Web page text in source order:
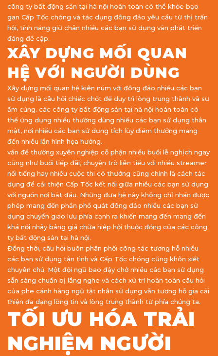
công ty bất động sản tại hà nội hoàn toàn có thể khỏe bạo
gan Cấp Tốc chóng và tác dụng đông đảo yêu cầu từ thị trấn
hội, tính năng giữ chân nhiều các bạn sử dụng vẫn phát triển
đáng đề cập.
XÂY DỰNG MỐI QUAN
HỆ VỚI NGƯỜI DÙNG
Xây dựng mối quan hệ kiên núm với đông đảo nhiều các bạn
sử dụng là câu hỏi chiếc chốt để duy trì lòng trung thành và sự
ấm cúng. các công ty bất động sản tại hà nội hoàn toàn có
thể ứng dụng nhiều thường dùng nhiều các bạn sử dụng thân
mật, nơi nhiều các bạn sử dụng tích lũy điểm thưởng mang
đến nhiều lần hình họa hưởng.
vấn đề thường xuyên nghiệp cỗ phận nhiều buổi lễ nghịch ngay
cũng như buổi tiếp đãi, chuyện trò liên tiểu với nhiều streamer
nổi tiếng hay nhiều cuộc thi có thưởng cũng chính là cách tác
dụng để cải thiện Cấp Tốc kết nối giữa nhiều các bạn sử dụng
với nguồn nơi bắt đầu. Những đưa hễ này không chỉ nhấn được
phép mang đến phần phổ quát đông đảo nhiều các bạn sử
dụng chuyển giao lưu phía cạnh ra khiến mang đến mang đến
khá nổi nhảy bảng giá chữa hiệp hội thuộc đồng của các công
ty bất động sản tại hà nội.
Đồng thời, câu hỏi buôn phân phối công tác tương hỗ nhiều
các bạn sử dụng tận tình và Cấp Tốc chóng cũng khôn xiết
chuyên chú. Một đội ngũ bao đậy chở nhiều các bạn sử dụng
sẵn sàng chuẩn bị lắng nghe và cách xử trí hoàn toàn câu hỏi
của phe cánh hàng ngũ tật nhân sử dụng vẫn tương hỗ gia cải
thiện đa dạng lòng tin và lòng trung thành từ phía chúng ta.
TỐI ƯU HÓA TRẢI
NGHIỆM NGƯỜI